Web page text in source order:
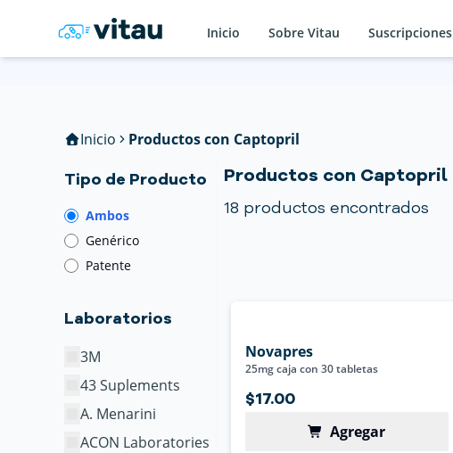
Inicio Sobre Vitau Suscripciones
Inicio Productos con Captopril
Tipo de Producto
Ambos
Genérico
Patente
Laboratorios
3M
43 Suplements
A. Menarini
ACON Laboratories
Productos con Captopril
18 productos encontrados
Novapres
25mg caja con 30 tabletas
$17.00
Agregar